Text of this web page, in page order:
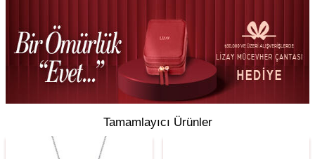
Tamamlayıcı Ürünler